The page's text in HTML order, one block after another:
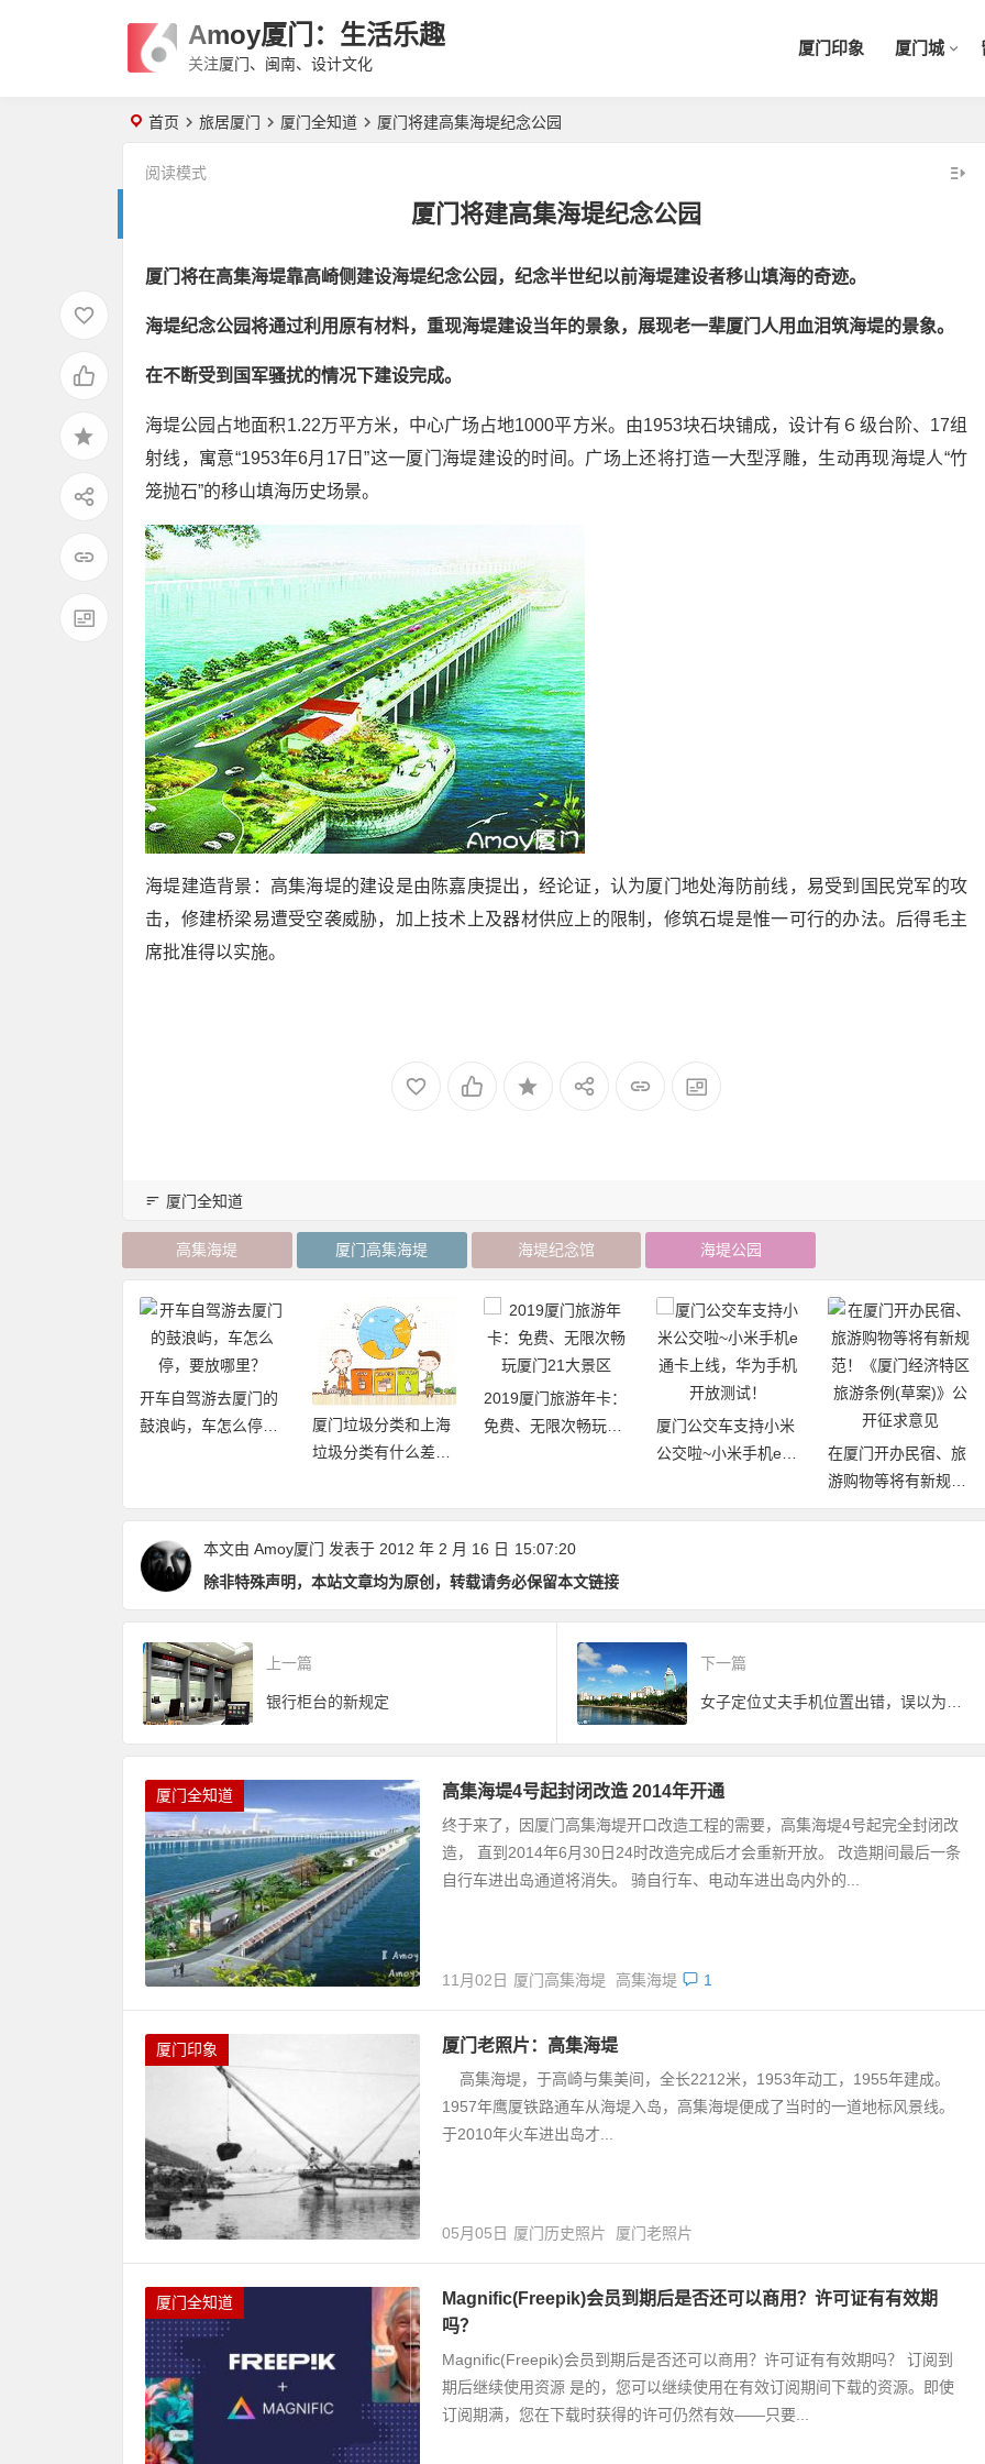
Amoy厦门：生活乐趣
关注厦门、闽南、设计文化
厦门印象 厦门城
首页 旅居厦门 厦门全知道 厦门将建高集海堤纪念公园
厦门将建高集海堤纪念公园
阅读模式
厦门将在高集海堤靠高崎侧建设海堤纪念公园，纪念半世纪以前海堤建设者移山填海的奇迹。
海堤纪念公园将通过利用原有材料，重现海堤建设当年的景象，展现老一辈厦门人用血泪筑海堤的景象。
在不断受到国军骚扰的情况下建设完成。
海堤公园占地面积1.22万平方米，中心广场占地1000平方米。由1953块石块铺成，设计有６级台阶、17组
射线，寓意“1953年6月17日”这一厦门海堤建设的时间。广场上还将打造一大型浮雕，生动再现海堤人“竹
笼抛石”的移山填海历史场景。
海堤建造背景：高集海堤的建设是由陈嘉庚提出，经论证，认为厦门地处海防前线，易受到国民党军的攻
击，修建桥梁易遭受空袭威胁，加上技术上及器材供应上的限制，修筑石堤是惟一可行的办法。后得毛主
席批准得以实施。
厦门全知道
高集海堤 厦门高集海堤 海堤纪念馆 海堤公园
开车自驾游去厦门的
鼓浪屿，车怎么停，
厦门垃圾分类和上海
垃圾分类有什么差异
2019厦门旅游年卡：
免费、无限次畅玩厦
厦门公交车支持小米
公交啦~小米手机e通
放测试！
在厦门开办民宿、旅
游购物等将有新规
范！《厦门经济特区
本文由 Amoy厦门 发表于 2012 年 2 月 16 日 15:07:20
除非特殊声明，本站文章均为原创，转载请务必保留本文链接
上一篇
银行柜台的新规定
下一篇
厦门全知道 高集海堤4号起封闭改造 2014年开通
终于来了，因厦门高集海堤开口改造工程的需要，高集海堤4号起完全封闭改
造， 直到2014年6月30日24时改造完成后才会重新开放。 改造期间最后一条
自行车进出岛通道将消失。 骑自行车、电动车进出岛内外的...
11月02日 厦门高集海堤 高集海堤 1
厦门印象 厦门老照片：高集海堤
高集海堤，于高崎与集美间，全长2212米，1953年动工，1955年建成。
1957年鹰厦铁路通车从海堤入岛，高集海堤便成了当时的一道地标风景线。
于2010年火车进出岛才...
05月05日 厦门历史照片 厦门老照片
厦门全知道
Magnific(Freepik)会员到期后是否还可以商用？许可证有有效期
吗？
Magnific(Freepik)会员到期后是否还可以商用？许可证有有效期吗？ 订阅到
期后继续使用资源 是的，您可以继续使用在有效订阅期间下载的资源。即使
订阅期满，您在下载时获得的许可仍然有效——只要...